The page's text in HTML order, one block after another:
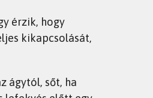
érzik, hogy
kikapcsolását,
ágytól, sőt, ha